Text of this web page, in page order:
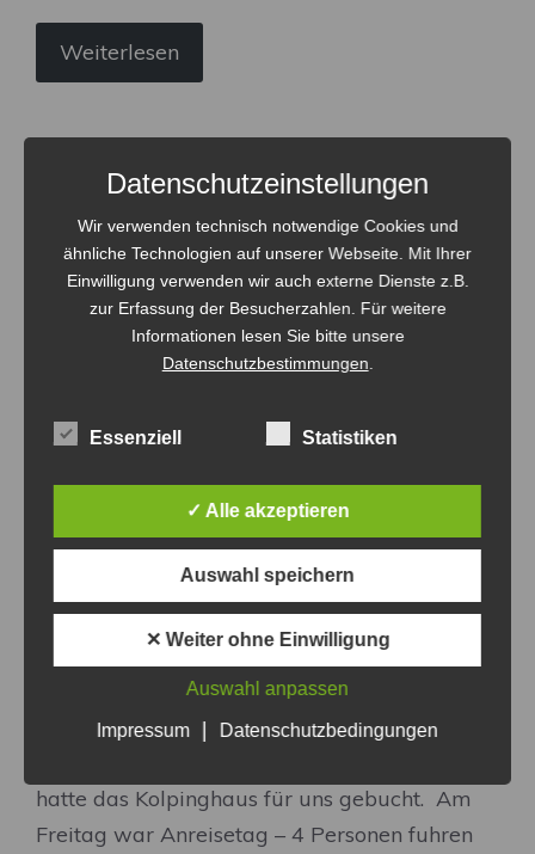
Weiterlesen
Hüttenwochenende in Börlas
/ Missen im Allgäu 09. – 11.
Juni 2017
DORFGEMEINSCHAFT
Auf Anregung der Wennedacher Kegler
verbrachten jung und alt ein herrliches
Hütten-Wochenende in Börlas bei Missen im
hatte das Kolpinghaus für uns gebucht. Am
Freitag war Anreisetag – 4 Personen fuhren
Datenschutzeinstellungen
Wir verwenden technisch notwendige Cookies und
ähnliche Technologien auf unserer Webseite. Mit Ihrer
Einwilligung verwenden wir auch externe Dienste z.B.
zur Erfassung der Besucherzahlen. Für weitere
Informationen lesen Sie bitte unsere
Datenschutzbestimmungen
Essenziell Statistiken
✓ Alle akzeptieren
Auswahl speichern
✕ Weiter ohne Einwilligung
Auswahl anpassen
Impressum Datenschutzbedingungen